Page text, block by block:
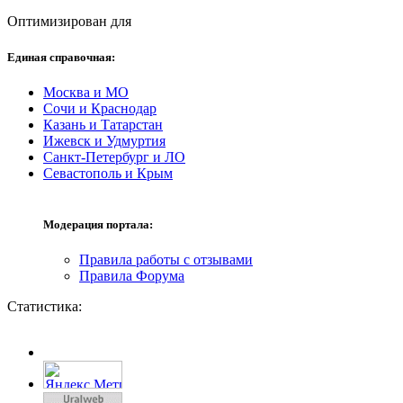
Оптимизирован для
Единая справочная:
Москва и МО
Сочи и Краснодар
Казань и Татарстан
Ижевск и Удмуртия
Санкт-Петербург и ЛО
Севастополь и Крым
Модерация портала:
Правила работы с отзывами
Правила Форума
Статистика: